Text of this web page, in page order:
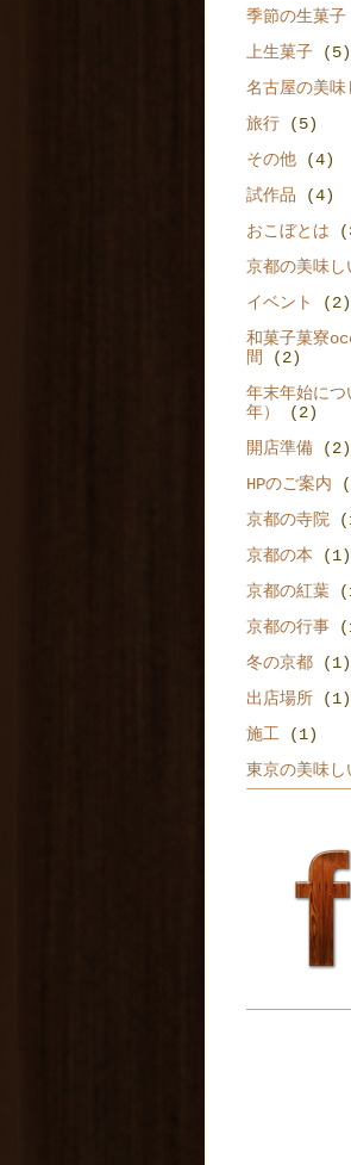
季節の生菓子
上生菓子
(5)
名古屋の美味
旅行
(5)
その他
(4)
試作品
(4)
おこぼとは
京都の美味し
イベント
(2)
和菓子菓寮
間
(2)
年末年始に
年）
(2)
開店準備
(2)
HPのご案内
京都の寺院
京都の本
(1)
京都の紅葉
京都の行事
冬の京都
(1)
出店場所
(1)
施工
(1)
東京の美味し